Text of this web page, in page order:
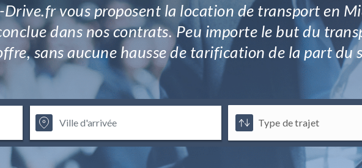
vous proposent la location de transport en
dans nos contrats. Peu importe le but du
sans aucune hausse de tarification de la part du